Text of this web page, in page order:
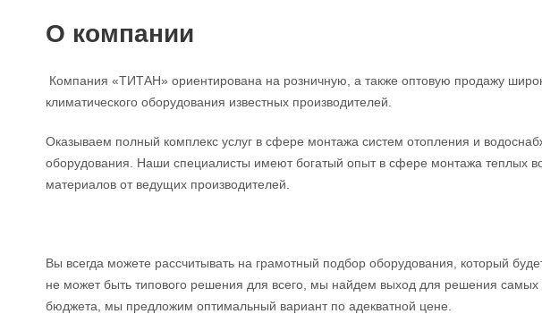
О компании
Компания «ТИТАН» ориентирована на розничную, а также оптовую продажу
климатического оборудования известных производителей.
Оказываем полный комплекс услуг в сфере монтажа систем отопления и
оборудования. Наши специалисты имеют богатый опыт в сфере монтажа теплых
материалов от ведущих производителей.
Вы всегда можете рассчитывать на грамотный подбор оборудования, который
не может быть типового решения для всего, мы найдем выход для решения
бюджета, мы предложим оптимальный вариант по адекватной цене.